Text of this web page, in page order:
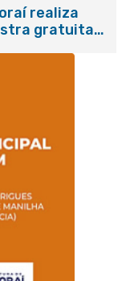
socorros
realiza
gratuita